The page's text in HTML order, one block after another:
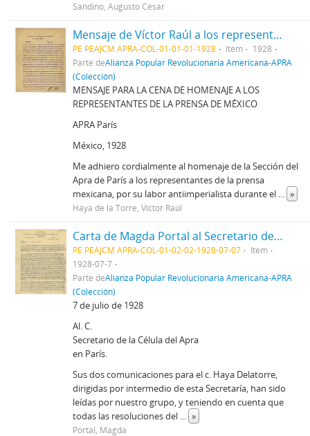
Sandino, Augusto César
Mensaje de Víctor Raúl a los representantes de la prensa en México
PE PEAJCM APRA-COL-01-01-01-1928 Item
1928
Parte deAlianza Popular Revolucionaria Americana-APRA
(Colección)
MENSAJE PARA LA CENA DE HOMENAJE A LOS
REPRESENTANTES DE LA PRENSA DE MÉXICO
APRA París
México, 1928
Me adhiero cordialmente al homenaje de la Sección del
Apra de París a los representantes de la prensa
mexicana, por su labor antiimperialista durante el ... »
Haya de la Torre, Víctor Raúl
Carta de Magda Portal al Secretario de la Célula del Apra en París, 7/71928
PE PEAJCM APRA-COL-01-02-02-1928-07-07
Item
1928-07-7
Parte deAlianza Popular Revolucionaria Americana-APRA
(Colección)
7 de julio de 1928
Al. C.
Secretario de la Célula del Apra
en París.
Sus dos comunicaciones para el c. Haya Delatorre,
dirigidas por intermedio de esta Secretaría, han sido
leídas por nuestro grupo, y teniendo en cuenta que
todas las resoluciones del ... »
Portal, Magda